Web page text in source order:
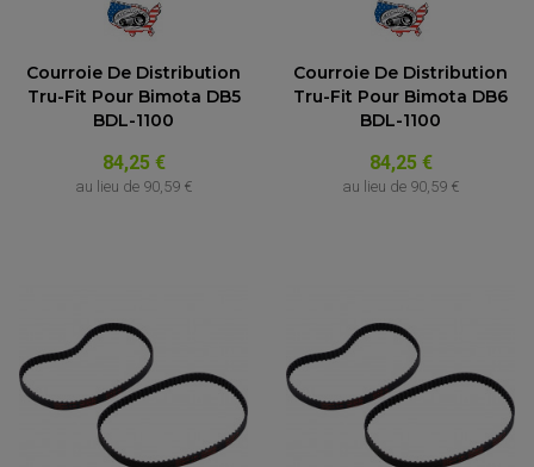
Courroie De Distribution
Tru-Fit Pour Bimota DB5
BDL-1100
84,25 €
au lieu de 90,59 €
Courroie De Distribution
Tru-Fit Pour Bimota DB6
BDL-1100
84,25 €
au lieu de 90,59 €